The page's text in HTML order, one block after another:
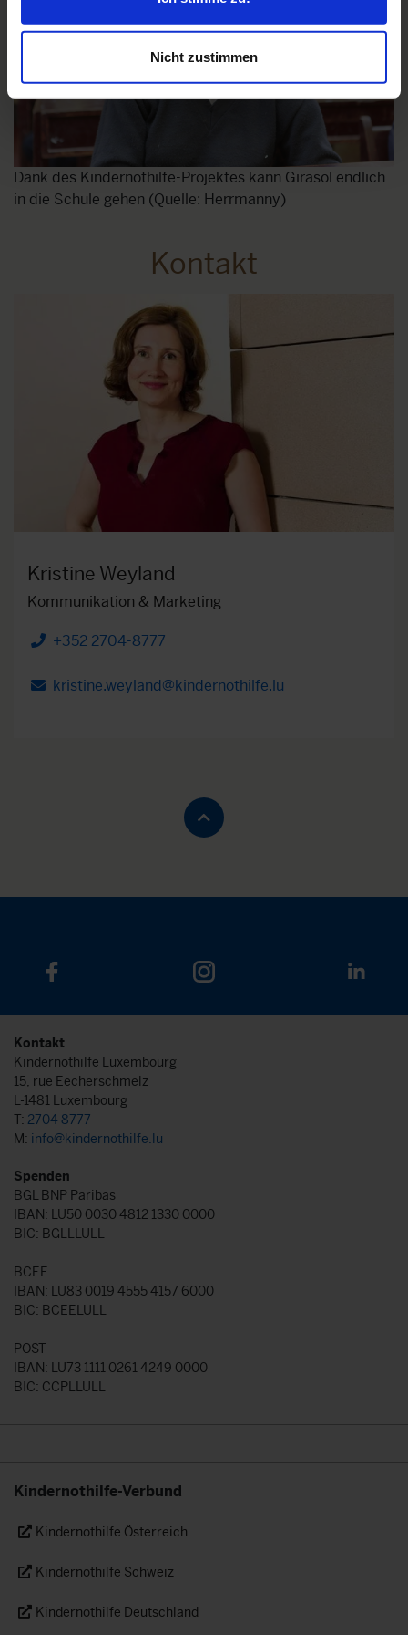
Nicht zustimmen
Dank des Kindernothilfe-Projektes kann Girasol endlich
in die Schule gehen (Quelle: Herrmanny)
Kontakt
Kristine Weyland
Kommunikation & Marketing
Telefon
+352 2704-8777
kristine.weyland@kindernothilfe.lu
Kontakt
Kindernothilfe Luxembourg
15, rue Eecherschmelz
L-1481 Luxembourg
T: 2704 8777
M: info@kindernothilfe.lu
Spenden
BGL BNP Paribas
IBAN: LU50 0030 4812 1330 0000
BIC: BGLLLULL
BCEE
IBAN: LU83 0019 4555 4157 6000
BIC: BCEELULL
POST
IBAN: LU73 1111 0261 4249 0000
BIC: CCPLLULL
Kindernothilfe-Verbund
Kindernothilfe Österreich
Kindernothilfe Schweiz
Kindernothilfe Deutschland